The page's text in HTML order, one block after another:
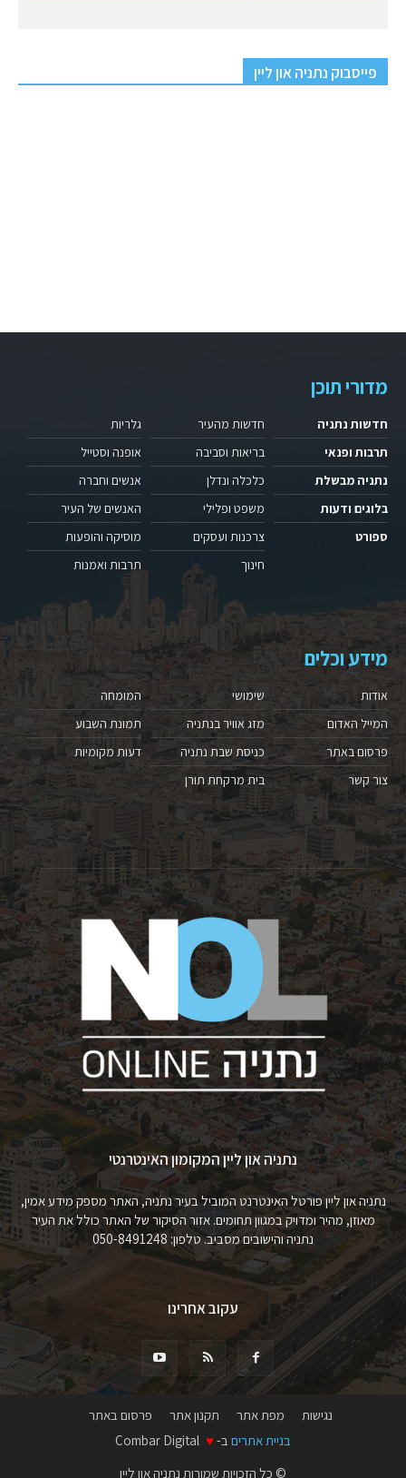
פייסבוק נתניה און ליין
מדורי תוכן
חדשות נתניה
תרבות ופנאי
נתניה מבשלת
בלוגים ודעות
ספורט
חדשות מהעיר
בריאות וסביבה
כלכלה ונדלן
משפט ופלילי
צרכנות ועסקים
חינוך
גלריות
אופנה וסטייל
אנשים וחברה
האנשים של העיר
מוסיקה והופעות
תרבות ואמנות
מידע וכלים
אודות
המייל האדום
פרסום באתר
צור קשר
שימושי
מזג אוויר בנתניה
כניסת שבת נתניה
בית מרקחת תורן
המומחה
תמונת השבוע
דעות מקומיות
נתניה און ליין המקומון האינטרנטי
נתניה און ליין פורטל האינטרנט המוביל בעיר נתניה, האתר מספק מידע אמין,
מאוזן, מהיר ומדויק במגוון תחומים. אזור הסיקור של האתר כולל את העיר
נתניה והישובים מסביב. טלפון: 050-8491248
עקוב אחרינו
נגישות מפת אתר תקנון אתר
פרסום באתר
בניית אתרים ב- ♥
© כל הזכויות שמורות נתניה און ליין